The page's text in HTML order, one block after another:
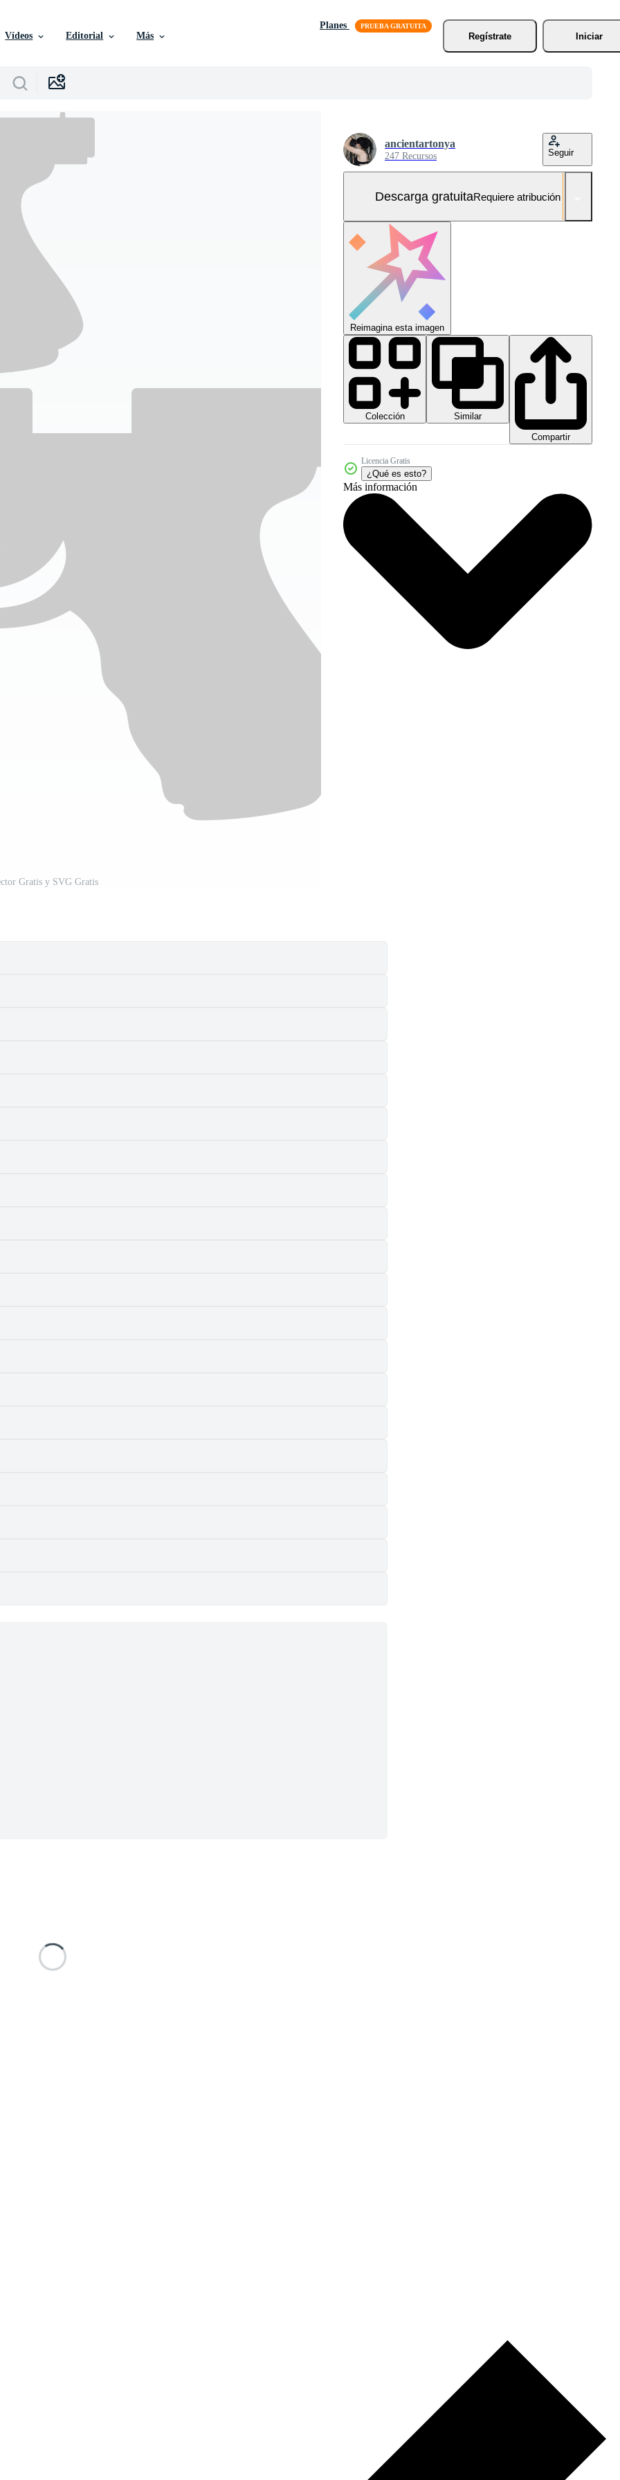
Vídeos Editorial Más
Planes
Regístrate
Iniciar
Gratis y SVG Gratis
ancientartonya
247 Recursos Seguir
Descarga gratuitaRequiere atribución
Reimagina esta imagen
Colección
Similar
Compartir
Licencia Gratis
¿Qué es esto?
Más información